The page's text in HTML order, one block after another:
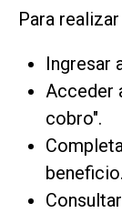
Para
Ingresar
Acceder
cobro".
beneficio.